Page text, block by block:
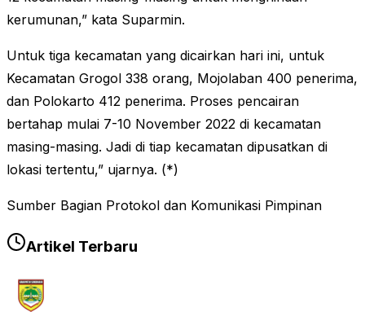
kerumunan,” kata Suparmin.
Untuk tiga kecamatan yang dicairkan hari ini, untuk
Kecamatan Grogol 338 orang, Mojolaban 400 penerima,
dan Polokarto 412 penerima. Proses pencairan
bertahap mulai 7-10 November 2022 di kecamatan
masing-masing. Jadi di tiap kecamatan dipusatkan di
lokasi tertentu,” ujarnya. (*)
Sumber Bagian Protokol dan Komunikasi Pimpinan
Artikel Terbaru